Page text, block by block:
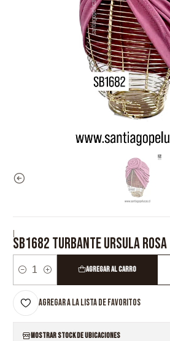
|
SB1682 TURBANTE URSULA ROSA
Cantidad
Agregar al Carro
Agregar a la lista de favoritos
Mostrar stock de ubicaciones